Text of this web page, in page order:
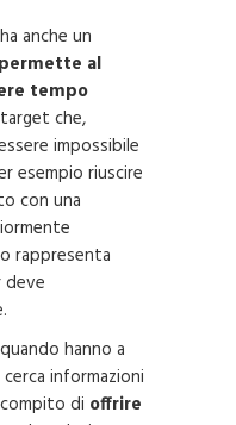
anche un
permette al
tempo
che,
impossibile
esempio riuscire
con una
rappresenta
deve
hanno a
informazioni
di offrire